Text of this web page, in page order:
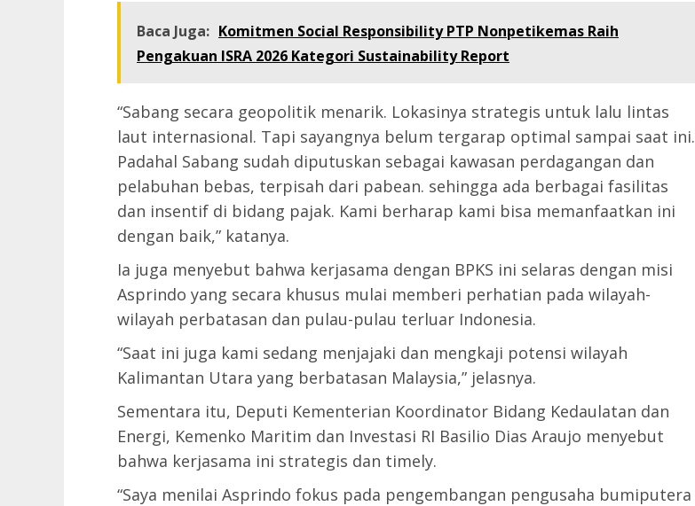
Baca Juga: Komitmen Social Responsibility PTP Nonpetikemas Raih
Pengakuan ISRA 2026 Kategori Sustainability Report
“Sabang secara geopolitik menarik. Lokasinya strategis untuk lalu lintas
laut internasional. Tapi sayangnya belum tergarap optimal sampai saat ini.
Padahal Sabang sudah diputuskan sebagai kawasan perdagangan dan
pelabuhan bebas, terpisah dari pabean. sehingga ada berbagai fasilitas
dan insentif di bidang pajak. Kami berharap kami bisa memanfaatkan ini
dengan baik,” katanya.
Ia juga menyebut bahwa kerjasama dengan BPKS ini selaras dengan misi
Asprindo yang secara khusus mulai memberi perhatian pada wilayah-
wilayah perbatasan dan pulau-pulau terluar Indonesia.
“Saat ini juga kami sedang menjajaki dan mengkaji potensi wilayah
Kalimantan Utara yang berbatasan Malaysia,” jelasnya.
Sementara itu, Deputi Kementerian Koordinator Bidang Kedaulatan dan
Energi, Kemenko Maritim dan Investasi RI Basilio Dias Araujo menyebut
bahwa kerjasama ini strategis dan timely.
“Saya menilai Asprindo fokus pada pengembangan pengusaha bumiputera